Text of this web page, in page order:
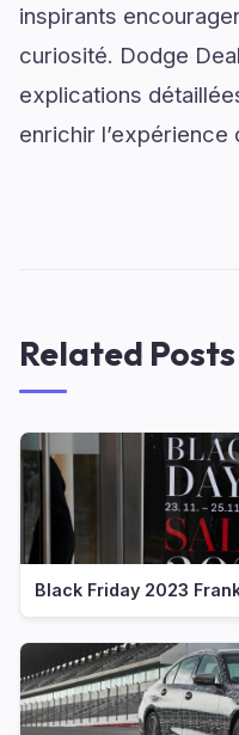
inspirants
curiosité. Dodge
explications
enrichir l’expérience
Related Posts
Black Friday 2023